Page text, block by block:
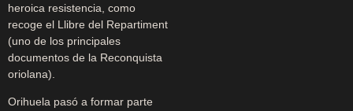
heroica resistencia, como
recoge el Llibre del Repartiment
(uno de los principales
documentos de la Reconquista
oriolana).
Orihuela pasó a formar parte